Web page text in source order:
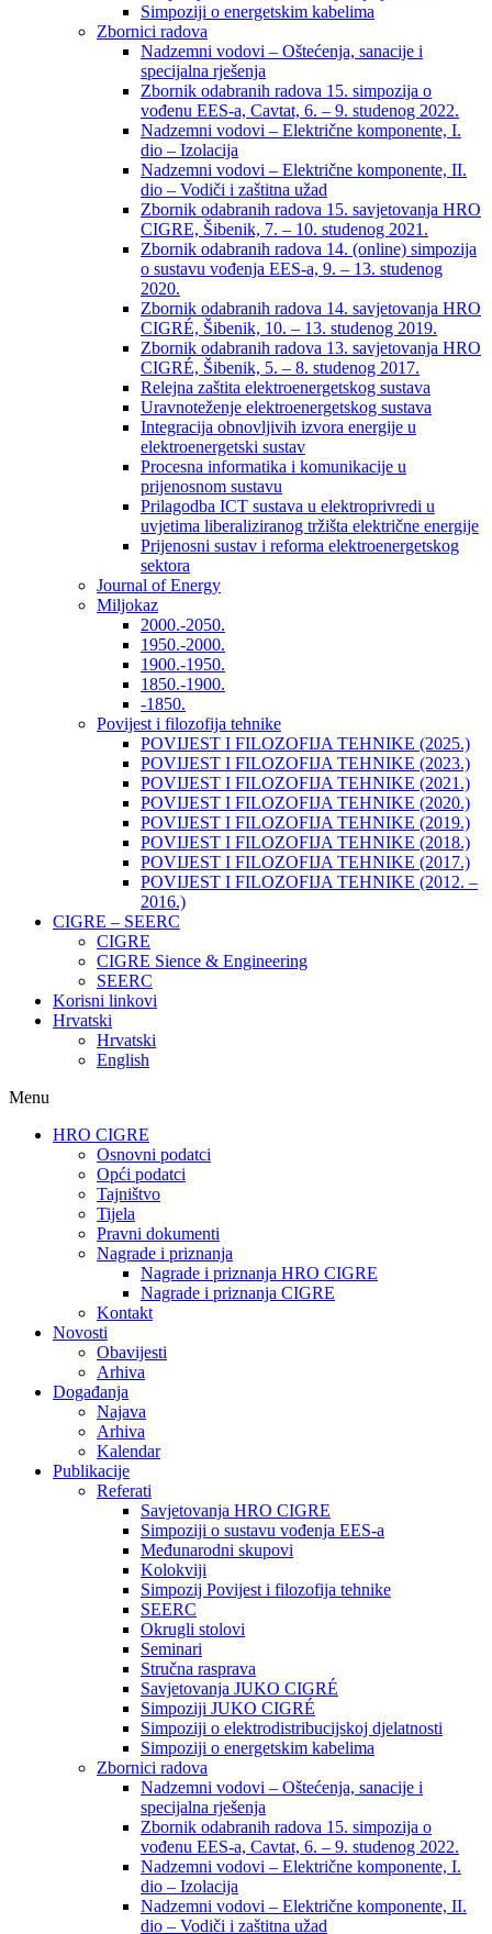
Simpoziji o energetskim kabelima
Zbornici radova
Nadzemni vodovi – Oštećenja, sanacije i
specijalna rješenja
Zbornik odabranih radova 15. simpozija o
vođenu EES-a, Cavtat, 6. – 9. studenog 2022.
Nadzemni vodovi – Električne komponente, I.
dio – Izolacija
Nadzemni vodovi – Električne komponente, II.
dio – Vodiči i zaštitna užad
Zbornik odabranih radova 15. savjetovanja HRO
CIGRE, Šibenik, 7. – 10. studenog 2021.
Zbornik odabranih radova 14. (online) simpozija
o sustavu vođenja EES-a, 9. – 13. studenog
2020.
Zbornik odabranih radova 14. savjetovanja HRO
CIGRÉ, Šibenik, 10. – 13. studenog 2019.
Zbornik odabranih radova 13. savjetovanja HRO
CIGRÉ, Šibenik, 5. – 8. studenog 2017.
Relejna zaštita elektroenergetskog sustava
Uravnoteženje elektroenergetskog sustava
Integracija obnovljivih izvora energije u
elektroenergetski sustav
Procesna informatika i komunikacije u
prijenosnom sustavu
Prilagodba ICT sustava u elektroprivredi u
uvjetima liberaliziranog tržišta električne energije
Prijenosni sustav i reforma elektroenergetskog
sektora
Journal of Energy
Miljokaz
2000.-2050.
1950.-2000.
1900.-1950.
1850.-1900.
-1850.
Povijest i filozofija tehnike
POVIJEST I FILOZOFIJA TEHNIKE (2025.)
POVIJEST I FILOZOFIJA TEHNIKE (2023.)
POVIJEST I FILOZOFIJA TEHNIKE (2021.)
POVIJEST I FILOZOFIJA TEHNIKE (2020.)
POVIJEST I FILOZOFIJA TEHNIKE (2019.)
POVIJEST I FILOZOFIJA TEHNIKE (2018.)
POVIJEST I FILOZOFIJA TEHNIKE (2017.)
POVIJEST I FILOZOFIJA TEHNIKE (2012. –
2016.)
CIGRE – SEERC
CIGRE
CIGRE Sience & Engineering
SEERC
Korisni linkovi
Hrvatski
Hrvatski
English
Menu
HRO CIGRE
Osnovni podatci​
Opći podatci
Tajništvo
Tijela
Pravni dokumenti
Nagrade i priznanja
Nagrade i priznanja HRO CIGRE
Nagrade i priznanja CIGRE
Kontakt
Novosti
Obavijesti
Arhiva
Događanja
Najava
Arhiva
Kalendar
Publikacije
Referati
Savjetovanja HRO CIGRE
Simpoziji o sustavu vođenja EES-a
Međunarodni skupovi
Kolokviji​
Simpozij Povijest i filozofija tehnike
SEERC
Okrugli stolovi
Seminari​
Stručna rasprava​
Savjetovanja JUKO CIGRÉ
Simpoziji JUKO CIGRÉ
Simpoziji o elektrodistribucijskoj djelatnosti
Simpoziji o energetskim kabelima
Zbornici radova
Nadzemni vodovi – Oštećenja, sanacije i
specijalna rješenja
Zbornik odabranih radova 15. simpozija o
vođenu EES-a, Cavtat, 6. – 9. studenog 2022.
Nadzemni vodovi – Električne komponente, I.
dio – Izolacija
Nadzemni vodovi – Električne komponente, II.
dio – Vodiči i zaštitna užad